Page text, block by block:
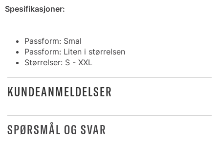
Spesifikasjoner:
Passform: Smal
Passform: Liten i størrelsen
Størrelser: S - XXL
KUNDEANMELDELSER
SPØRSMÅL OG SVAR